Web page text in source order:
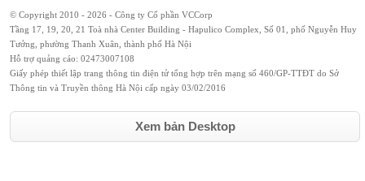
© Copyright 2010 - 2026 - Công ty Cổ phần VCCorp
Tầng 17, 19, 20, 21 Toà nhà Center Building - Hapulico Complex, Số 01, phố Nguyễn Huy
Tưởng, phường Thanh Xuân, thành phố Hà Nội
Hỗ trợ quảng cáo: 02473007108
Giấy phép thiết lập trang thông tin điện tử tổng hợp trên mạng số 460/GP-TTĐT do Sở
Thông tin và Truyền thông Hà Nội cấp ngày 03/02/2016
Xem bản Desktop